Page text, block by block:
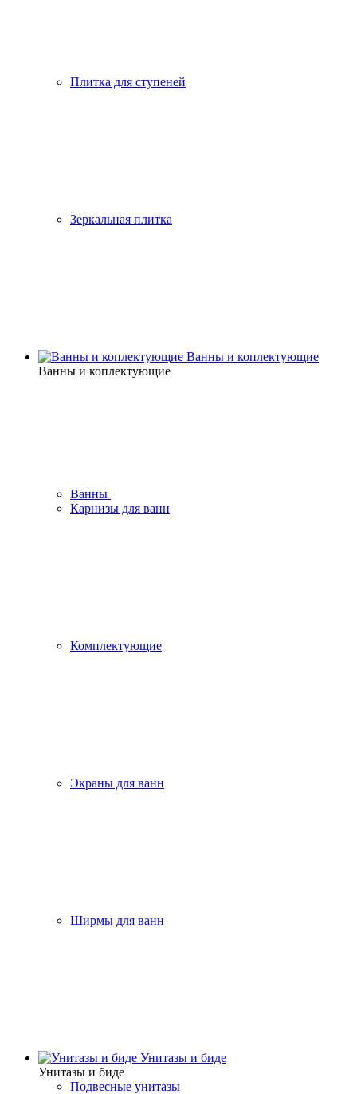
Плитка для ступеней
Зеркальная плитка
Ванны и коплектующие
Ванны и коплектующие
Ванны
Карнизы для ванн
Комплектующие
Экраны для ванн
Ширмы для ванн
Унитазы и биде
Унитазы и биде
Подвесные унитазы